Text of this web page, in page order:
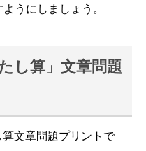
うにしましょう。
し算」文章問題
文章問題プリントで